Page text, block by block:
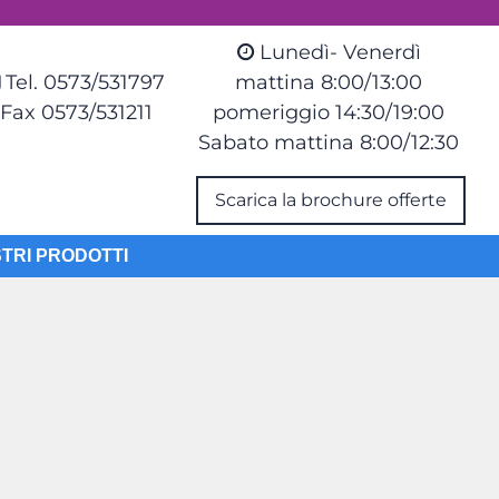
Tel. 0573/531797
Fax 0573/531211
Lunedì- Venerdì
mattina 8:00/13:00
pomeriggio 14:30/19:00
Sabato mattina 8:00/12:30
Scarica la brochure offerte
PRODOTTI